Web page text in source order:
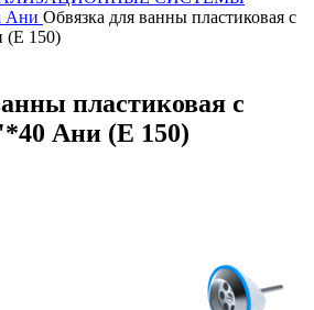
Ани Обвязка для ванны пластиковая с
(Е 150)
пластиковая с
Ани (Е 150)